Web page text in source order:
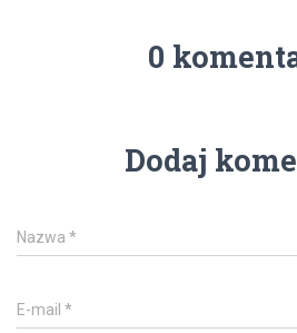
0
Dodaj
Nazwa *
E-mail *